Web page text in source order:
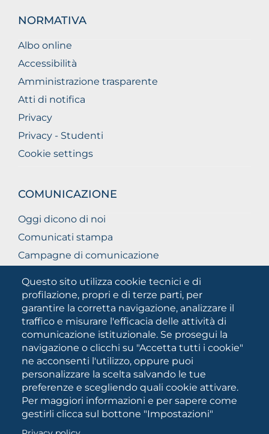
Questo sito utilizza cookie tecnici e di
profilazione, propri e di terze parti, per
garantire la corretta navigazione, analizzare il
traffico e misurare l'efficacia delle attività di
comunicazione istituzionale. Se prosegui la
navigazione o clicchi su "Accetta tutti i cookie"
ne acconsenti l'utilizzo, oppure puoi
personalizzare la scelta salvando le tue
preferenze e scegliendo quali cookie attivare.
Per maggiori informazioni e per sapere come
gestirli clicca sul bottone "Impostazioni"
NORMATIVA
Albo online
Accessibilità
Amministrazione trasparente
Atti di notifica
Privacy
Privacy - Studenti
Cookie settings
COMUNICAZIONE
Oggi dicono di noi
Comunicati stampa
Campagne di comunicazione
Unifg Mag
Manuale di identità visiva
Facts and figures
SOCIAL
MEDIA
Università degli Studi di Foggia • Via A.Gramsci 89/91 •